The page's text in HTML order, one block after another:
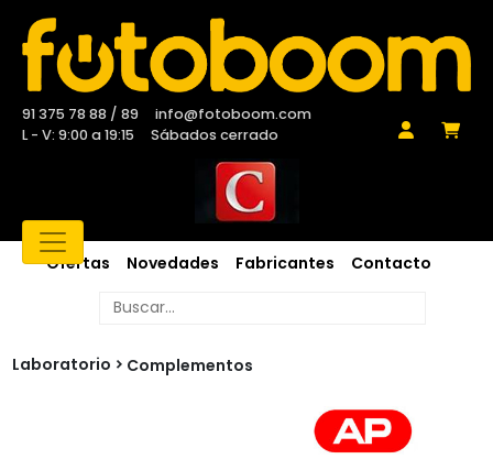
91 375 78 88 / 89
info@fotoboom.com
L - V: 9:00 a 19:15
Sábados cerrado
Ofertas Novedades Fabricantes Contacto
Laboratorio Complementos